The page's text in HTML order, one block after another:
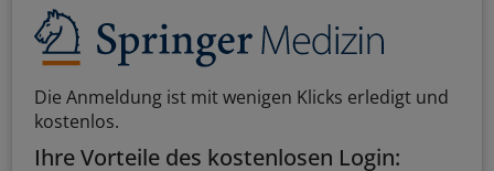
Die Anmeldung ist mit wenigen Klicks erledigt und
kostenlos.
Ihre Vorteile des kostenlosen Login: